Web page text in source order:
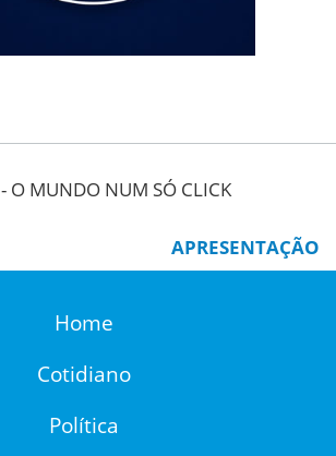
- O MUNDO NUM SÓ CLICK
APRESENTAÇÃO
Home
Cotidiano
Política